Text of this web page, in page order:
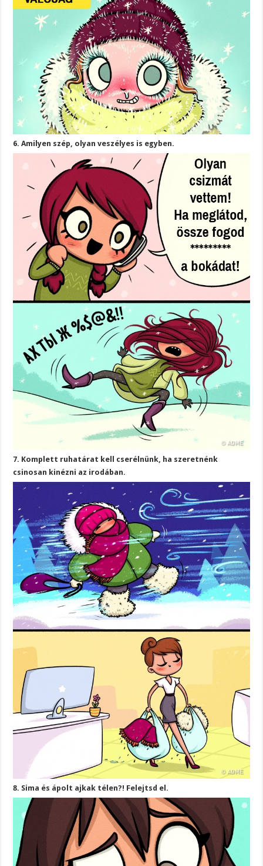
6. Amilyen szép, olyan veszélyes is egyben.
7. Komplett ruhatárat kell cserélnünk, ha szeretnénk
csinosan kinézni az irodában.
8. Sima és ápolt ajkak télen?! Felejtsd el.